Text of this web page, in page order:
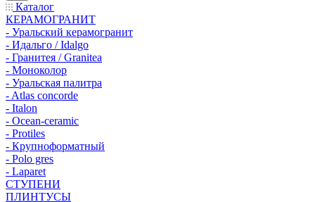
Каталог
КЕРАМОГРАНИТ
- Уральский керамогранит
- Идальго / Idalgo
- Гранитея / Granitea
- Моноколор
- Уральская палитра
- Atlas concorde
- Italon
- Ocean-ceramic
- Protiles
- Крупноформатный
- Polo gres
- Laparet
СТУПЕНИ
ПЛИНТУСЫ